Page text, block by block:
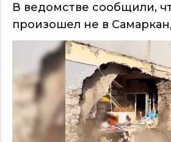
В ведомстве сообщили,
произошел не в